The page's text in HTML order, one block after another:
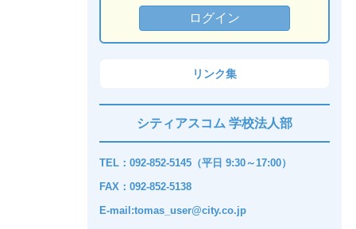
リンク集
シティアスコム 学校法人部
TEL：092-852-5145（平日 9:30～17:00）
FAX：092-852-5138
E-mail:tomas_user@city.co.jp